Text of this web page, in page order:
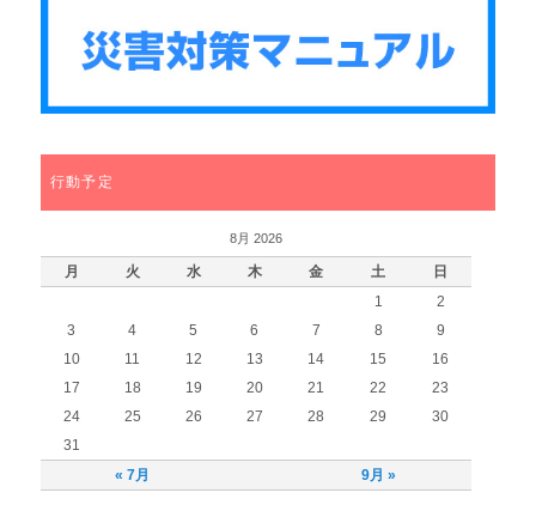
行動予定
8月 2026
月 火 水 木 金 土
日
1
2
3
4 5 6 7 8
9
10
11 12 13 14 15
16
17
18 19 20 21 22
23
24
25 26 27 28 29
30
31
« 7月
9月 »